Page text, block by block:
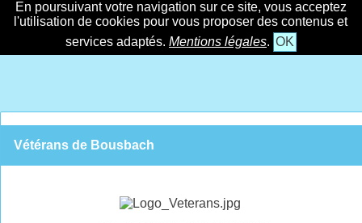
En poursuivant votre navigation sur ce site, vous acceptez
l'utilisation de cookies pour vous proposer des contenus et
services adaptés. Mentions légales. OK
Vétérans de Bousbach